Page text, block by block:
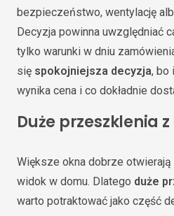
bezpieczeństwo, wentylację
Decyzja powinna uwzględniać
tylko warunki w dniu
się spokojniejsza decyzja, bo
wynika cena i co dokładnie
Duże przeszklenia
Większe okna dobrze otwierają
widok w domu. Dlatego duże
warto potraktować jako część